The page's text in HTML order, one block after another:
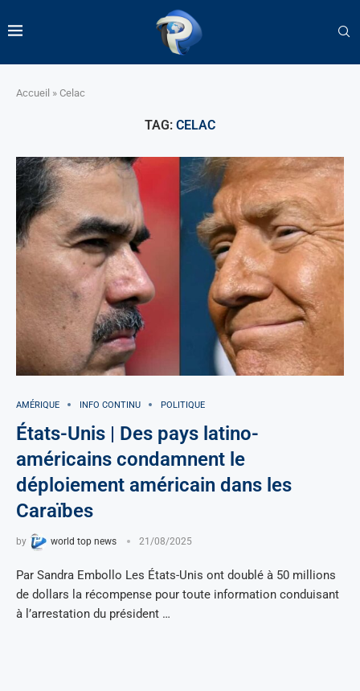
Accueil » Celac
TAG: CELAC
AMÉRIQUE INFO CONTINU POLITIQUE
États-Unis | Des pays latino-
américains condamnent le
déploiement américain dans les
Caraïbes
by world top news 21/08/2025
Par Sandra Embollo Les États-Unis ont doublé à 50 millions
de dollars la récompense pour toute information conduisant
à l’arrestation du président …